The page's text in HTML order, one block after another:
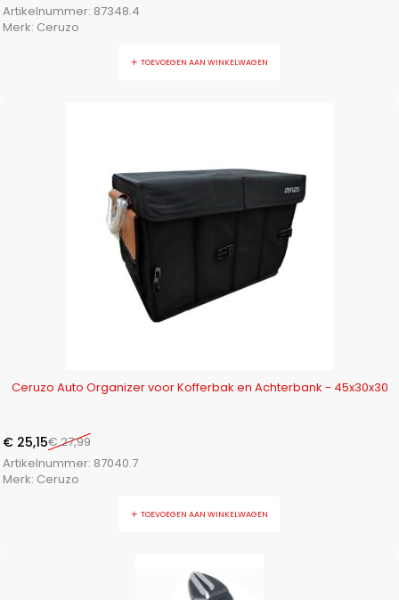
Artikelnummer: 87348.4
Merk: Ceruzo
TOEVOEGEN AAN WINKELWAGEN
Ceruzo Auto Organizer voor Kofferbak en Achterbank - 45x30x30
€27,99
€ 25,15
Artikelnummer: 87040.7
Merk: Ceruzo
TOEVOEGEN AAN WINKELWAGEN